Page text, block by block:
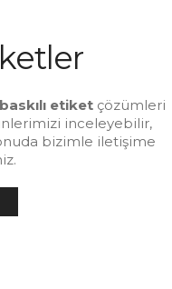
baskılı etiketçözümleri
inceleyebilir,
bizimle iletişime